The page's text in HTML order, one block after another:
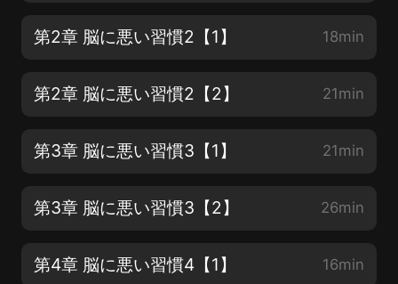
第2章 脳に悪い習慣2【1】 18min
第2章 脳に悪い習慣2【2】 21min
第3章 脳に悪い習慣3【1】 21min
第3章 脳に悪い習慣3【2】 26min
第4章 脳に悪い習慣4【1】 16min